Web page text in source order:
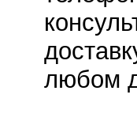
любом